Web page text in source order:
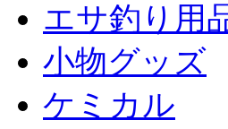
エサ釣り用
小物グッズ
ケミカル